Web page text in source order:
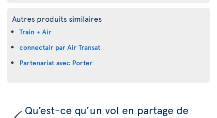
Autres produits similaires
Train + Air
connectair par Air Transat
Partenariat avec Porter
Qu’est-ce qu’un vol en partage de